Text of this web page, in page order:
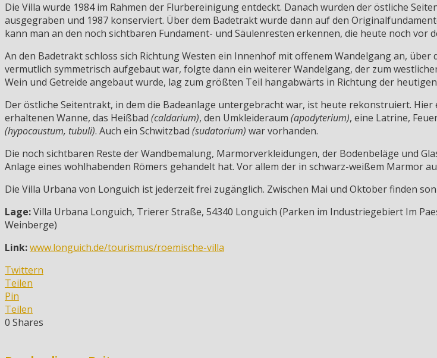
Die Villa wurde 1984 im Rahmen der Flurbereinigung entdeckt. Danach wurden der östliche
ausgegraben und 1987 konserviert. Über dem Badetrakt wurde dann auf den
kann man an den noch sichtbaren Fundament- und Säulenresten erkennen, die heute noch vor
An den Badetrakt schloss sich Richtung Westen ein Innenhof mit offenem Wandelgang an,
vermutlich symmetrisch aufgebaut war, folgte dann ein weiterer Wandelgang, der zum
Wein und Getreide angebaut wurde, lag zum größten Teil hangabwärts in Richtung der
Der östliche Seitentrakt, in dem die Badeanlage untergebracht war, ist heute rekonstruiert. Hier
erhaltenen Wanne, das Heißbad (caldarium), den Umkleideraum (apodyterium), eine Latrine,
(hypocaustum, tubuli). Auch ein Schwitzbad (sudatorium) war vorhanden.
Die noch sichtbaren Reste der Wandbemalung, Marmorverkleidungen, der Bodenbeläge und
Anlage eines wohlhabenden Römers gehandelt hat. Vor allem der in schwarz-weißem Marmor
Die Villa Urbana von Longuich ist jederzeit frei zugänglich. Zwischen Mai und Oktober finden
Lage:Villa Urbana Longuich, Trierer Straße, 54340 Longuich (Parken im Industriegebiert Im
Weinberge)
Link:www.longuich.de/tourismus/roemische-villa
Twittern
Teilen
Pin
Teilen
0 Shares